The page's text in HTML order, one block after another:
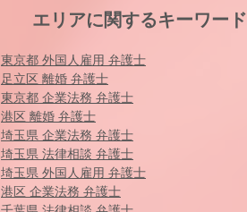
エリアに関するキーワード
東京都 外国人雇用 弁護士
足立区 離婚 弁護士
東京都 企業法務 弁護士
港区 離婚 弁護士
埼玉県 企業法務 弁護士
埼玉県 法律相談 弁護士
埼玉県 外国人雇用 弁護士
港区 企業法務 弁護士